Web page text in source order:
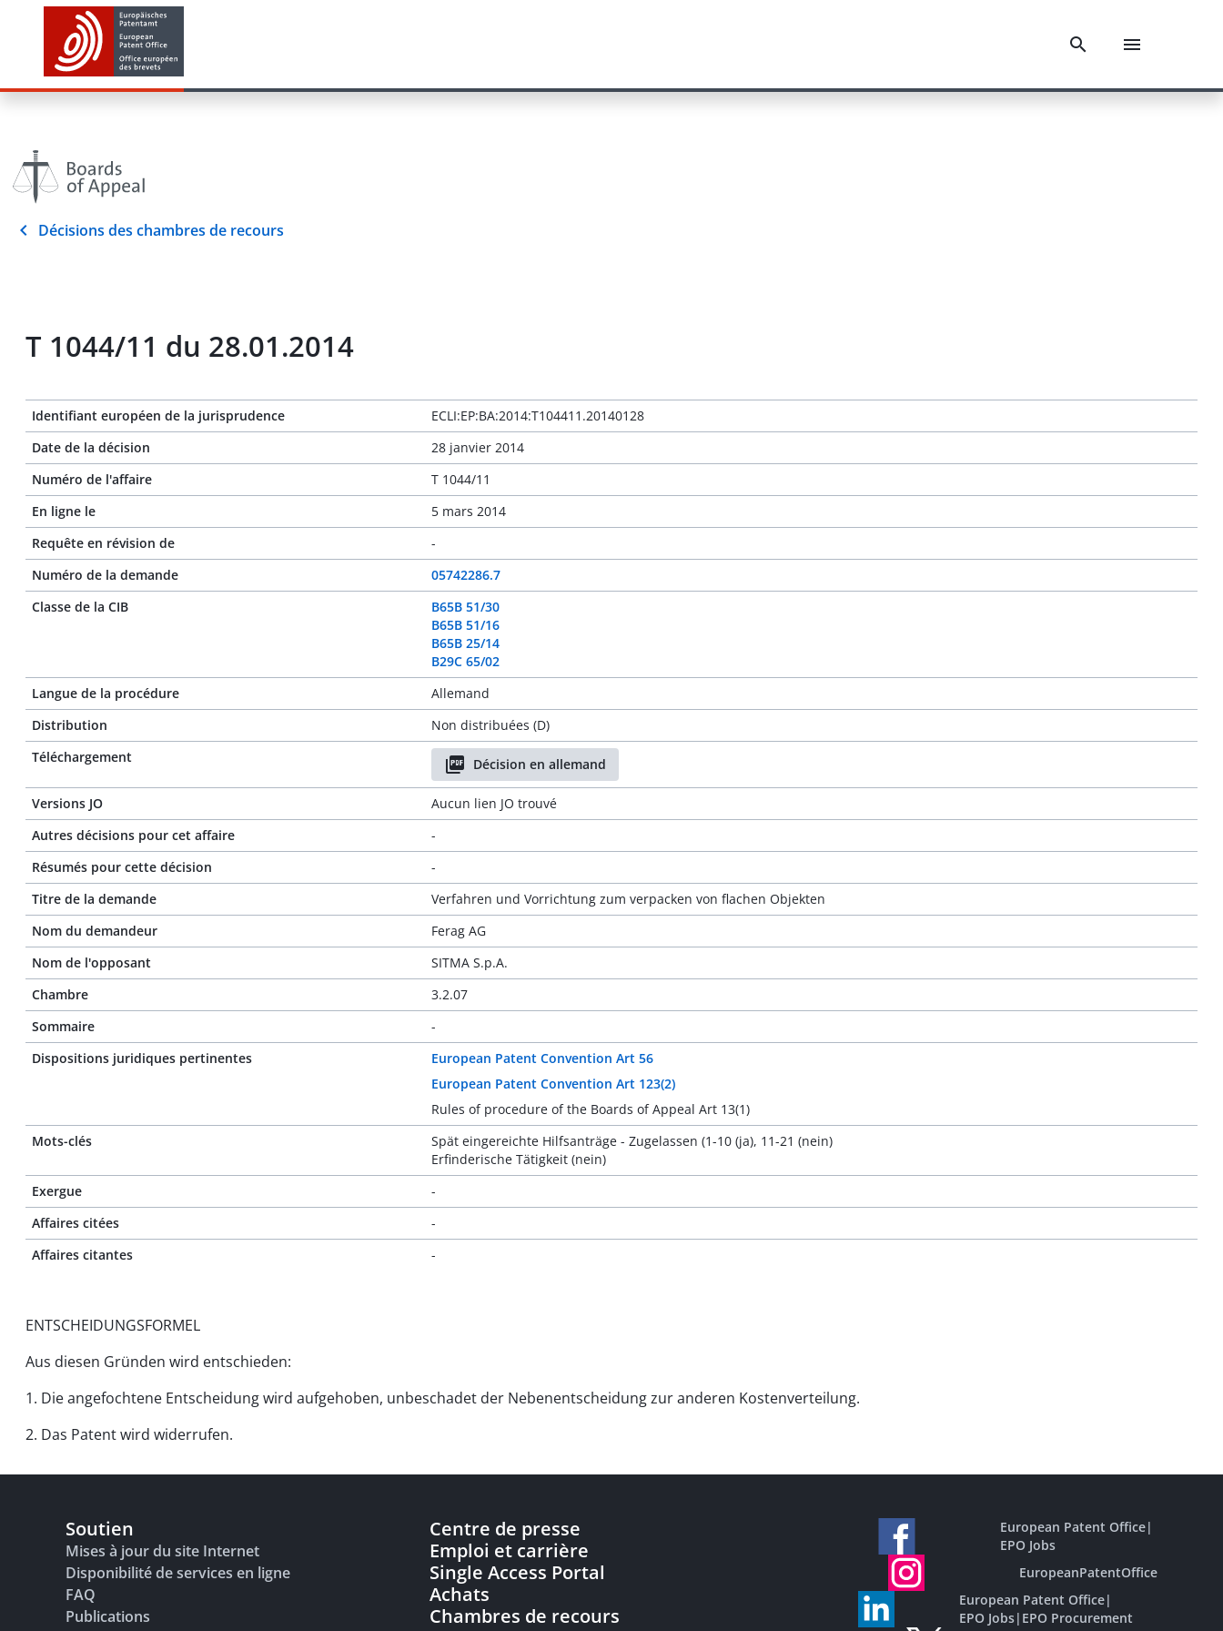
Décisions des chambres de recours
T 1044/11 du 28.01.2014
Identifiant européen de la jurisprudence
ECLI:EP:BA:2014:T104411.20140128
Date de la décision
28 janvier 2014
Numéro de l'affaire
T 1044/11
En ligne le
5 mars 2014
Requête en révision de
-
Numéro de la demande
05742286.7
Classe de la CIB
B65B 51/30
B65B 51/16
B65B 25/14
B29C 65/02
Langue de la procédure
Allemand
Distribution
Non distribuées (D)
Téléchargement
Décision en allemand
Versions JO
Aucun lien JO trouvé
Autres décisions pour cet affaire
-
Résumés pour cette décision
-
Titre de la demande
Verfahren und Vorrichtung zum verpacken von flachen Objekten
Nom du demandeur
Ferag AG
Nom de l'opposant
SITMA S.p.A.
Chambre
3.2.07
Sommaire
-
Dispositions juridiques pertinentes
European Patent Convention Art 56
European Patent Convention Art 123(2)
Rules of procedure of the Boards of Appeal Art 13(1)
Mots-clés
Spät eingereichte Hilfsanträge - Zugelassen (1-10 (ja), 11-21 (nein)
Erfinderische Tätigkeit (nein)
Exergue
-
Affaires citées
-
Affaires citantes
-
ENTSCHEIDUNGSFORMEL
Aus diesen Gründen wird entschieden:
1. Die angefochtene Entscheidung wird aufgehoben, unbeschadet der Nebenentscheidung zur anderen Kostenverteilung.
2. Das Patent wird widerrufen.
Soutien
Mises à jour du site Internet
Disponibilité de services en ligne
FAQ
Publications
Centre de presse
Emploi et carrière
Single Access Portal
Achats
Chambres de recours
European Patent Office|
EPO Jobs
EuropeanPatentOffice
European Patent Office|
EPO Jobs| EPO Procurement